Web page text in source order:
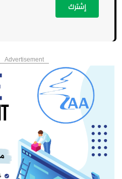
إشترك
Advertisement